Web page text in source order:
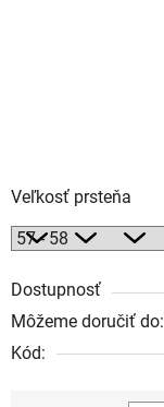
Veľkosť prsteňa
Dostupnosť
Môžeme doručiť do:
Kód: